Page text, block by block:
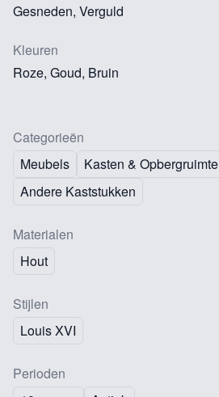
Gesneden, Verguld
Kleuren
Roze, Goud, Bruin
Categorieën
Meubels
Kasten & Opbergruimte
Andere Kaststukken
Materialen
Hout
Stijlen
Louis XVI
Perioden